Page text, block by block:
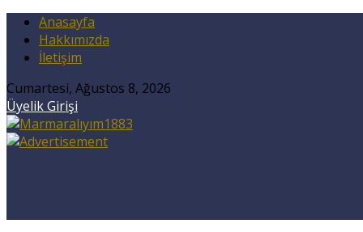
Anasayfa
Hakkımızda
İletişim
Cumartesi, Ağustos 8, 2026
Üyelik Girişi